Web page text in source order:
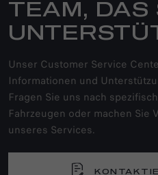
TEAM, DAS
Unser Customer Service
Informationen und
Fragen Sie uns nach
Fahrzeugen oder machen Sie
unseres Services.